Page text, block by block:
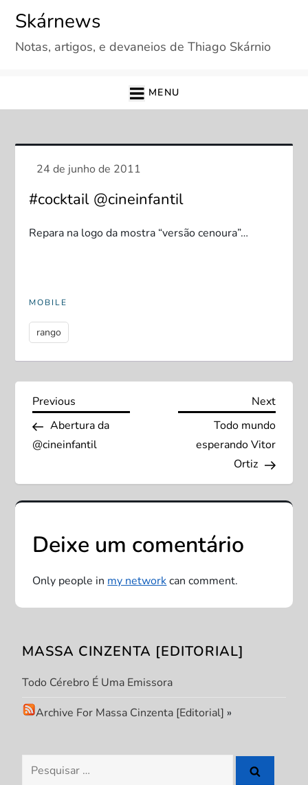
content
Skárnews
Notas, artigos, e devaneios de Thiago Skárnio
MENU
#cocktail @cineinfantil
Repara na logo da mostra “versão cenoura”…
MOBILE
rango
N
a
e
g
a
ç
o
d
P
Previous
Post
Previous
Abertura da
@cineinfantil
Next
Next
Todo mundo
esperando Vitor
Ortiz
Deixe um comentário
Only people inmy networkcan comment.
MASSA CINZENTA [EDITORIAL]
Todo Cérebro É Uma Emissora
Archive For Massa Cinzenta [Editorial] »
Pesquisar